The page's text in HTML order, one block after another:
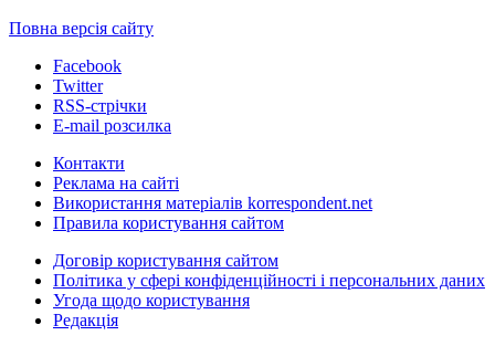
Повна версія сайту
Facebook
Twitter
RSS-стрічки
E-mail розсилка
Контакти
Реклама на сайті
Використання матеріалів korrespondent.net
Правила користування сайтом
Договір користування сайтом
Політика у сфері конфіденційності і персональних даних
Угода щодо користування
Редакція